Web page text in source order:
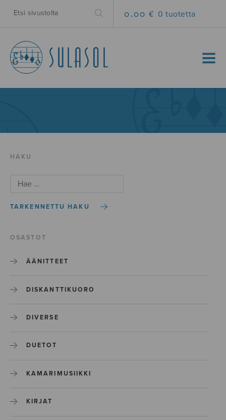
0.00 € 0 tuotetta
MENU
HAKU
TARKENNETTU HAKU
OSASTOT
ÄÄNITTEET
DISKANTTIKUORO
DIVERSE
DUETOT
KAMARIMUSIIKKI
KIRJAT